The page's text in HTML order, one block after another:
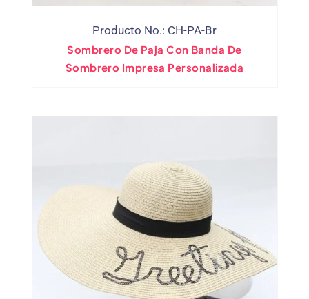
Producto No.: CH-PA-Br
Sombrero De Paja Con Banda De
Sombrero Impresa Personalizada